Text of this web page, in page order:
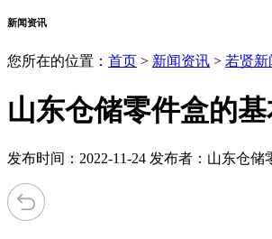
新闻资讯
您所在的位置： 首页 > 新闻资讯 > 若贤新
山东仓储零件盒的
发布时间：2022-11-24 发布者：山东仓储